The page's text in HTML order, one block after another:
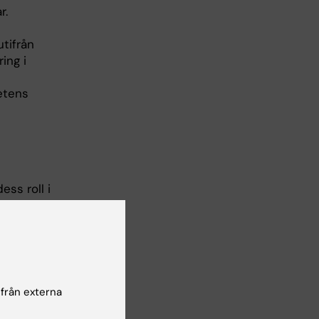
i
roll i
på
externa